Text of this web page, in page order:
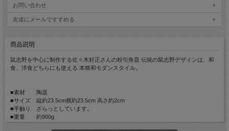
お問い合わせ
友達にメールですすめる
商品説明
鼠志野を中心に制作する佐々木好正さんの粉引角皿 伝統の鼠志野デザインは、和
食、洋食どちらにも使える 本格和モダンスタイル。
■素材 陶器
■サイズ 縦約23.5cm横約23.5cm 高さ約2cm
■手触り ざらっとしています。
■重量 約900g
■生産地 Made in Japan